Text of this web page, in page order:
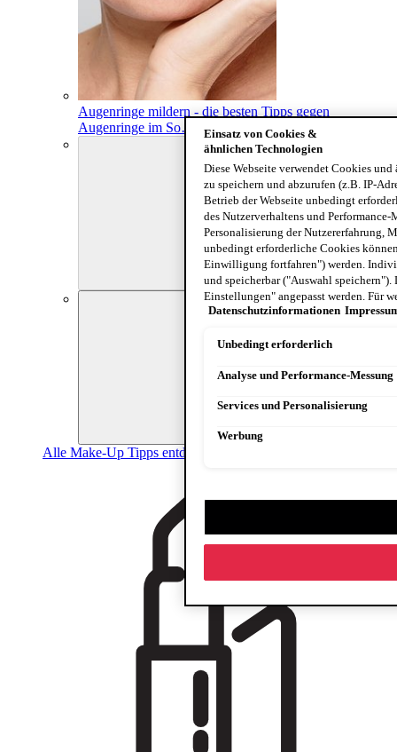
Augenringe mildern - die besten Tipps gegen
Augenringe im So… mmer
Previous card
Next card
Alle Make-Up Tipps entdecken
Einsatz von Cookies &
ähnlichen Technologien
Diese Webseite verwendet Cookies
zu speichern und abzurufen (z.B. IP-
Betrieb der Webseite unbedingt
des Nutzerverhaltens und
Personalisierung der Nutzererfahrung,
unbedingt erforderliche Cookies
Einwilligung fortfahren") werden.
und speicherbar ("Auswahl
Einstellungen" angepasst werden. Für
Datenschutzinformationen
Unbedingt erforderlich
Analyse und Performance-Messung
Services und Personalisierung
Werbung